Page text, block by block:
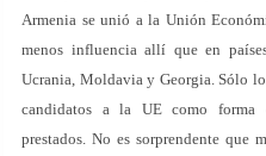
Armenia se unió a la Unión
menos influencia allí que en
Ucrania, Moldavia y Georgia. Sólo
candidatos a la UE como forma
prestados. No es sorprendente que